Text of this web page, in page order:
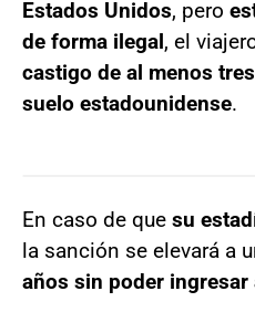
Estados Unidos, pero
de forma ilegal, el
castigo de al menos
suelo estadounidense.
En caso de que su
la sanción se elevará a
años sin poder ingresar